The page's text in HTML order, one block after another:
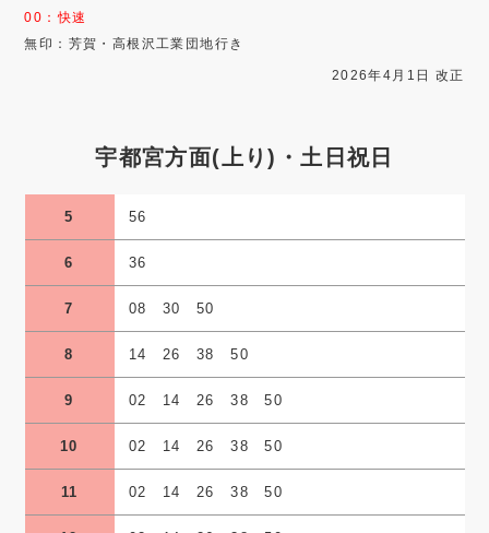
00：快速
無印：芳賀・高根沢工業団地行き
2026年4月1日 改正
宇都宮方面(上り)・土日祝日
5 56
6 36
7 08 30 50
8 14 26 38 50
9 02 14 26 38 50
10 02 14 26 38 50
11 02 14 26 38 50